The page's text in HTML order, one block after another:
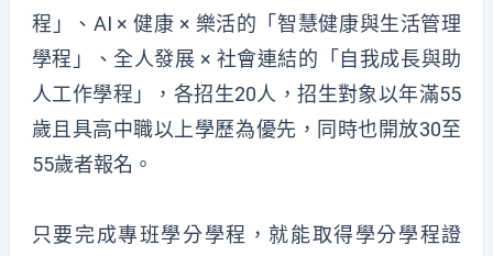
程」、AI × 健康 × 樂活的「智慧健康與生活管理
學程」、全人發展 × 社會連結的「自我成長與助
人工作學程」，各招生20人，招生對象以年滿55
歲且具高中職以上學歷為優先，同時也開放30至
55歲者報名。
只要完成專班學分學程，就能取得學分學程證